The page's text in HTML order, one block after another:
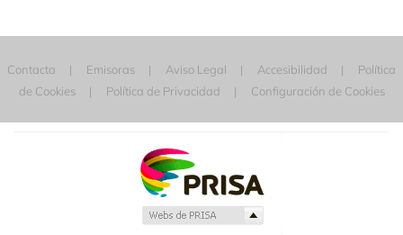
Contacta Emisoras Aviso Legal Accesibilidad
Política
de Cookies
Política de Privacidad Configuración de Cookies